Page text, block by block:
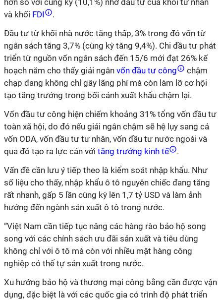
hơn so với cùng kỳ (10,1%) nhờ đầu tư của khối tư nhân
và khối FDI
.
Đầu tư từ khối nhà nước tăng thấp, 3% trong đó vốn từ
ngân sách tăng 3,7% (cùng kỳ tăng 9,4%). Chi đầu tư phát
triển từ nguồn vốn ngân sách đến 15/6 mới đạt 26% kế
hoạch năm cho thấy giải ngân vốn đầu tư công
chậm
chạp đang không chỉ gây lãng phí mà còn làm lỡ cơ hội
tạo tăng trưởng trong bối cảnh xuất khẩu chậm lại.
Vốn đầu tư công hiện chiếm khoảng 31% tổng vốn đầu tư
toàn xã hội, do đó nếu giải ngân chậm sẽ hệ lụy sang cả
vốn ODA, vốn đầu tư tư nhân, vốn đầu tư nước ngoài và
qua đó tạo ra lực cản với tăng trưởng kinh tế
.
Vấn đề cần lưu ý tiếp theo là kiểm soát nhập khẩu. Như
số liệu cho thấy, nhập khẩu ô tô nguyên chiếc đang tăng
rất nhanh, gấp 5 lần cùng kỳ lên 1,7 tỷ USD và làm ảnh
hưởng đến ngành sản xuất ô tô trong nước.
“Việt Nam cần tiếp tục nâng các hàng rào bảo hộ song
song với các chính sách ưu đãi sản xuất và tiêu dùng
không chỉ với ô tô mà còn với nhiều mặt hàng công
nghiệp có thể tự sản xuất trong nước.
Xu hướng bảo hộ và thương mại công bằng cần được vận
dụng, đặc biệt là với các quốc gia có trình độ phát triển